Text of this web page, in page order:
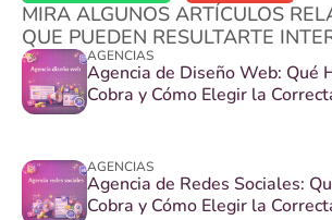
MIRA ALGUNOS ARTÍCULOS
QUE PUEDEN RESULTARTE
AGENCIAS
Agencia de Diseño Web: Qué
Cobra y Cómo Elegir la
AGENCIAS
Agencia de Redes Sociales:
Cobra y Cómo Elegir la